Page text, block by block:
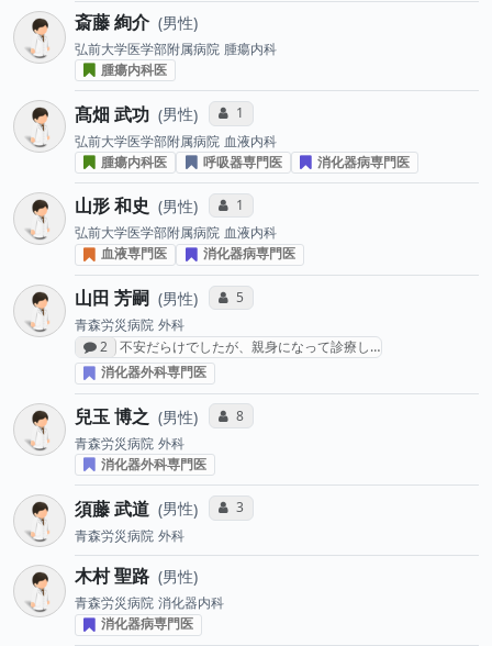
斎藤 絢介 男性
弘前大学医学部附属病院 腫瘍内科
腫瘍内科医
髙畑 武功 男性 コミュニケーション・タイプ投票数
1
弘前大学医学部附属病院 血液内科
腫瘍内科医
呼吸器専門医 消化器病専門医
山形 和史 男性 コミュニケーション・タイプ投票数
1
弘前大学医学部附属病院 血液内科
血液専門医
消化器病専門医
山田 芳嗣 男性 コミュニケーション・タイプ投票数
5
青森労災病院 外科
感想投稿数
2
不安だらけでしたが、親身になって診療し…
消化器外科専門医
兒玉 博之 男性 コミュニケーション・タイプ投票数
8
青森労災病院 外科
消化器外科専門医
須藤 武道 男性 コミュニケーション・タイプ投票数
3
青森労災病院 外科
木村 聖路 男性
青森労災病院 消化器内科
消化器病専門医